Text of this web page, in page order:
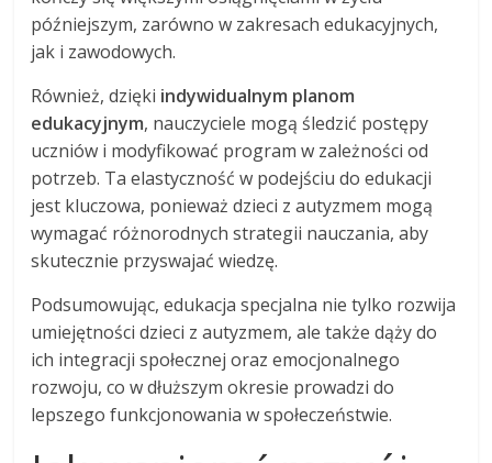
późniejszym, zarówno w zakresach edukacyjnych,
jak i zawodowych.
Również, dzięki indywidualnym planom
edukacyjnym, nauczyciele mogą śledzić postępy
uczniów i modyfikować program w zależności od
potrzeb. Ta elastyczność w podejściu do edukacji
jest kluczowa, ponieważ dzieci z autyzmem mogą
wymagać różnorodnych strategii nauczania, aby
skutecznie przyswajać wiedzę.
Podsumowując, edukacja specjalna nie tylko rozwija
umiejętności dzieci z autyzmem, ale także dąży do
ich integracji społecznej oraz emocjonalnego
rozwoju, co w dłuższym okresie prowadzi do
lepszego funkcjonowania w społeczeństwie.